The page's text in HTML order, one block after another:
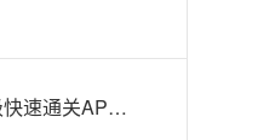
FRM二级快速通关APS智播课-试听